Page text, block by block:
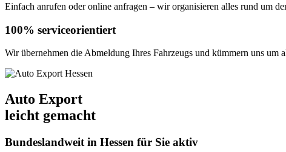
Einfach anrufen oder online anfragen – wir organisieren alles rund um
100% serviceorientiert
Wir übernehmen die Abmeldung Ihres Fahrzeugs und kümmern uns um
Auto Export
leicht gemacht
Bundeslandweit in Hessen für Sie aktiv